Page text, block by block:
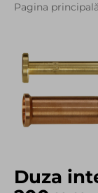
Pagina principală
Duza